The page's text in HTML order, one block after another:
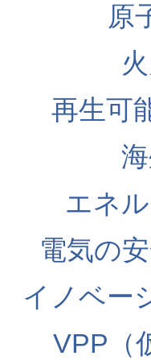
原
再生可
エネ
電気の
イノベー
VPP（